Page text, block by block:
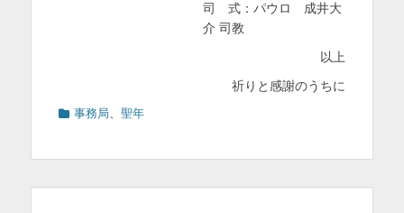
司 式：パウロ 成井大
介 司教
以上
祈りと感謝のうちに
カ 事務局、 聖年